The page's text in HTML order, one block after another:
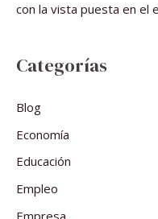
con la vista puesta en el
Categorías
Blog
Economía
Educación
Empleo
Empresa